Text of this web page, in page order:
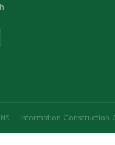
– Information Construction